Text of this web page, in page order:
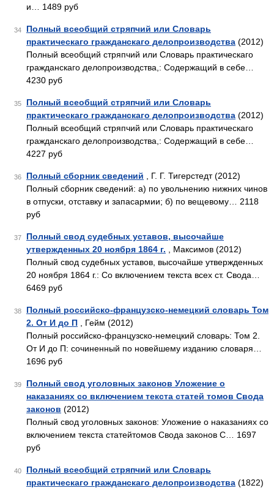
и… 1489 руб
34
Полный всеобщий стряпчий или Словарь
практическаго гражданскаго делопроизводства (2012)
Полный всеобщий стряпчий или Словарь практическаго
гражданскаго делопроизводства,: Содержащий в себе…
4230 руб
35
Полный всеобщий стряпчий или Словарь
практическаго гражданскаго делопроизводства (2012)
Полный всеобщий стряпчий или Словарь практическаго
гражданскаго делопроизводства,: Содержащий в себе…
4227 руб
36 Полный сборник сведений , Г. Г. Тигерстедт (2012)
Полный сборник сведений: а) по увольнению нижних чинов
в отпуски, отставку и запасармии; б) по вещевому… 2118
руб
37
Полный свод судебных уставов, высочайше
утвержденных 20 ноября 1864 г. , Максимов (2012)
Полный свод судебных уставов, высочайше утвержденных
20 ноября 1864 г.: Со включением текста всех ст. Свода…
6469 руб
38
Полный российско-французско-немецкий словарь Том
2. От И до П , Гейм (2012)
Полный российско-французско-немецкий словарь: Том 2.
От И до П: сочиненный по новейшему изданию словаря…
1696 руб
39
Полный свод уголовных законов Уложение о
наказаниях со включением текста статей томов Свода
законов (2012)
Полный свод уголовных законов: Уложение о наказаниях со
включением текста статейтомов Свода законов C… 1697
руб
40
Полный всеобщий стряпчий или Словарь
практическаго гражданскаго делопроизводства (1822)